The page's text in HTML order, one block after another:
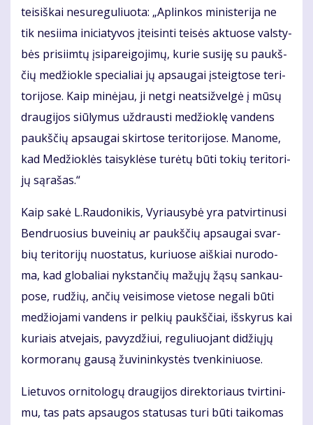
tei­siš­kai ne­su­re­gu­liuo­ta: „Ap­lin­kos mi­nis­te­ri­ja ne
tik ne­si­i­ma ini­cia­ty­vos įtei­sin­ti tei­sės ak­tuo­se vals­ty­
bės pri­si­im­tų įsi­pa­rei­go­ji­mų, ku­rie su­si­ję su paukš­
čių me­džiok­le spe­cia­liai jų ap­sau­gai įsteig­to­se te­ri­
to­ri­jo­se. Kaip mi­nė­jau, ji net­gi neat­si­žvel­gė į mū­sų
drau­gi­jos siū­ly­mus už­draus­ti me­džiok­lę van­dens
paukš­čių ap­sau­gai skir­to­se te­ri­to­ri­jo­se. Ma­no­me,
kad Me­džiok­lės tai­syk­lė­se tu­rė­tų bū­ti to­kių te­ri­to­ri­
jų są­ra­šas.“
Kaip sa­kė L.Rau­do­ni­kis, Vy­riau­sy­bė yra pa­tvir­ti­nu­si
Ben­druo­sius bu­vei­nių ar paukš­čių ap­sau­gai svar­
bių te­ri­to­ri­jų nuo­sta­tus, ku­riuo­se aiš­kiai nu­ro­do­
ma, kad glo­ba­liai nyks­tan­čių ma­žų­jų žą­sų san­kau­
po­se, ru­džių, an­čių vei­si­mo­se vie­to­se ne­ga­li bū­ti
me­džio­ja­mi van­dens ir pel­kių paukš­čiai, iš­sky­rus kai
ku­riais at­ve­jais, pa­vyz­džiui, re­gu­liuo­jant di­džių­jų
kor­mo­ra­nų gau­są žu­vi­nin­kys­tės tven­ki­niuo­se.
Lie­tu­vos or­ni­to­lo­gų drau­gi­jos di­rek­to­riaus tvir­ti­ni­
mu, tas pats ap­sau­gos sta­tu­sas tu­ri bū­ti tai­ko­mas